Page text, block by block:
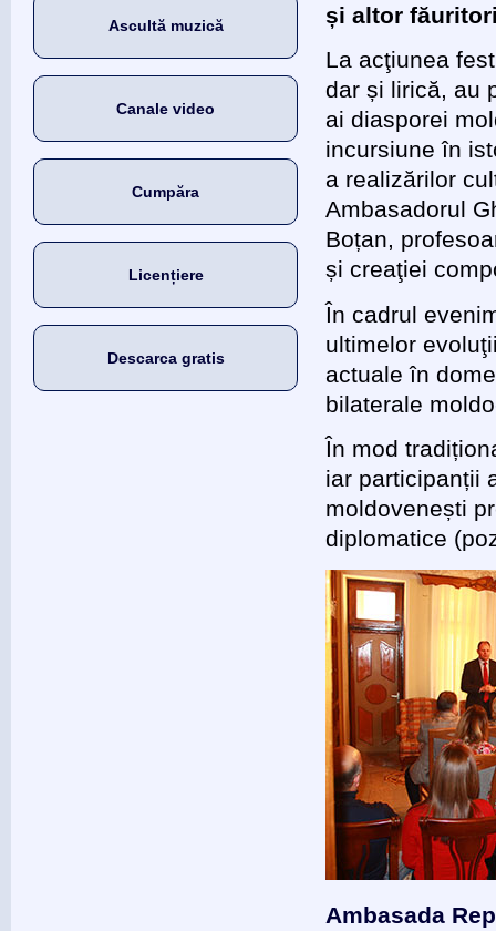
Ascultă muzică
Canale video
Cumpăra
Licențiere
Descarca gratis
și altor
La acţiunea
dar și lirică, au
ai diasporei
incursiune în
a realizărilor
Ambasadorul
Boțan,
și creaţiei
În cadrul
ultimelor
actuale în
bilaterale
În mod
iar participanții
moldovenești
diplomatice
Ambasada